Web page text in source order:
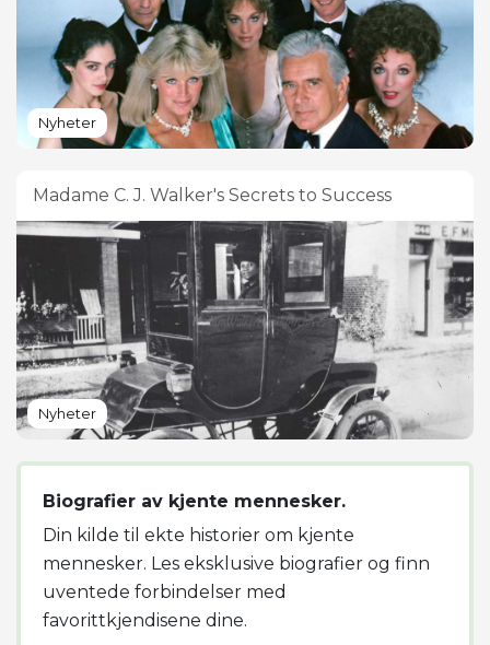
Nyheter
Madame C. J. Walker's Secrets to Success
Nyheter
Biografier av kjente mennesker.
Din kilde til ekte historier om kjente
mennesker. Les eksklusive biografier og finn
uventede forbindelser med
favorittkjendisene dine.